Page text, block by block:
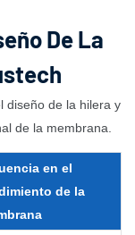
De La
diseño de la hilera y
de la membrana.
en el
de la